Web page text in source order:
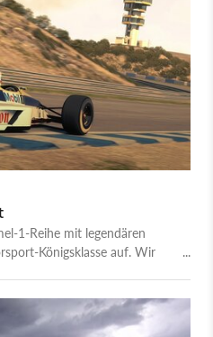
1-Reihe mit legendären
Königsklasse auf. Wir